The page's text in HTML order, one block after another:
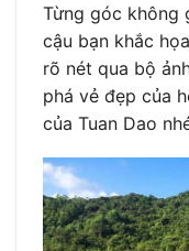
Từng góc không
cậu bạn khắc
rõ nét qua bộ
phá vẻ đẹp của
của Tuan Dao